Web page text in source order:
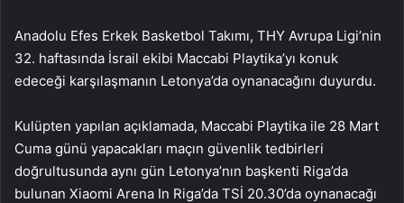
Anadolu Efes Erkek Basketbol Takımı, THY Avrupa Ligi’nin
32. haftasında İsrail ekibi Maccabi Playtika’yı konuk
edeceği karşılaşmanın Letonya’da oynanacağını duyurdu.
Kulüpten yapılan açıklamada, Maccabi Playtika ile 28 Mart
Cuma günü yapacakları maçın güvenlik tedbirleri
doğrultusunda aynı gün Letonya’nın başkenti Riga’da
bulunan Xiaomi Arena In Riga’da TSİ 20.30’da oynanacağı